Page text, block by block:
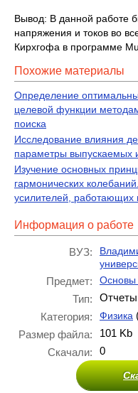
Вывод: В данной работе
напряжения и токов во
Кирхгофа в программе
Похожие материалы
Определение
целевой функции
поиска
Исследование влияния
параметры выпускаемых
Изучение основных
гармонических
усилителей,
Информация о работе
ВУЗ:
Предмет: Основы
Тип:
Категория:
Физика
Размер файла:
101 Kb
Скачали:
0